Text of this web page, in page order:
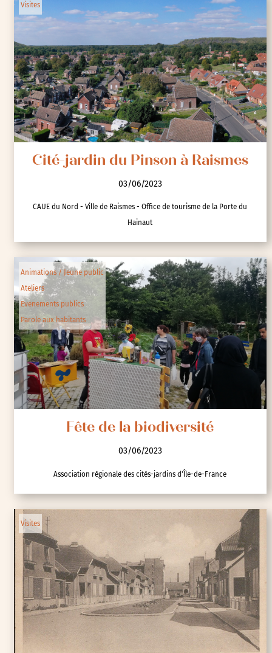
Visites
Cité-jardin du Pinson à Raismes
03/06/2023
CAUE du Nord - Ville de Raismes - Office de tourisme de la Porte du
Hainaut
Animations / Jeune public
Ateliers
Evenements publics
Parole aux habitants
Fête de la biodiversité
03/06/2023
Association régionale des cités-jardins d'Île-de-France
Visites